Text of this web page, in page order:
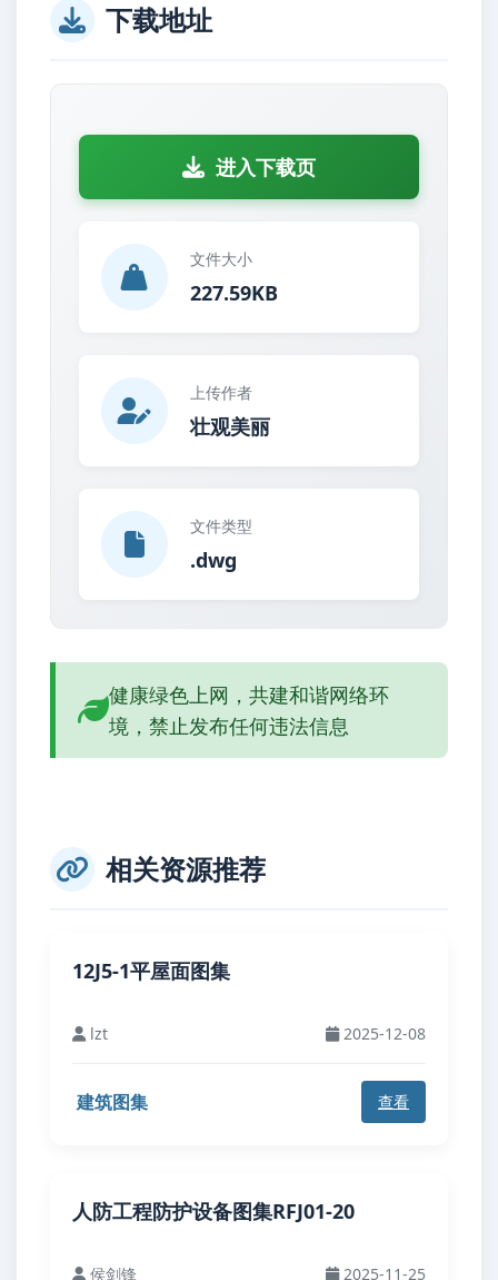
下载地址
进入下载页
文件大小
227.59KB
上传作者
壮观美丽
文件类型
.dwg
健康绿色上网，共建和谐网络环
境，禁止发布任何违法信息
相关资源推荐
12J5-1平屋面图集
lzt 2025-12-08
建筑图集 查看
人防工程防护设备图集RFJ01-20
侯剑锋 2025-11-25